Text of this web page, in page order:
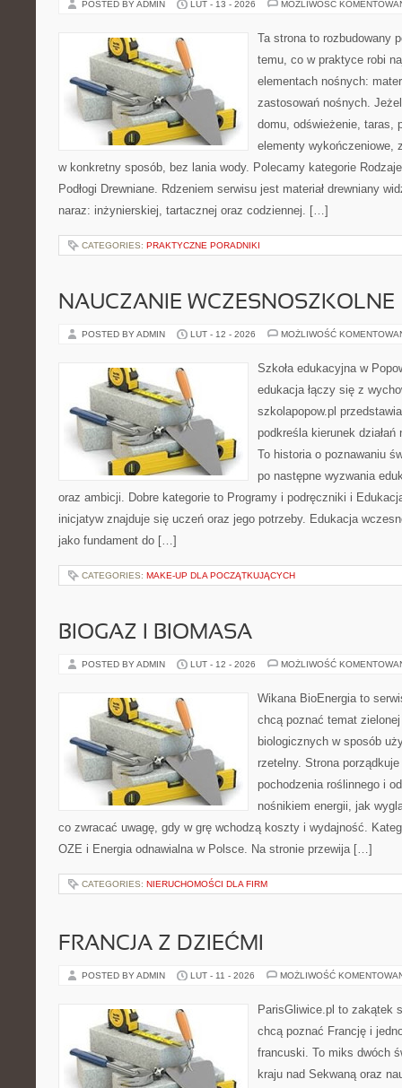
POSTED BY ADMIN LUT - 13 - 2026 MOŻLIWOŚĆ
Ta strona to rozbudowany
temu, co w praktyce robi
elementach nośnych:
zastosowań nośnych.
domu, odświeżenie, taras,
elementy wykończeniowe,
w konkretny sposób, bez lania wody. Polecamy kategorie
Podłogi Drewniane. Rdzeniem serwisu jest materiał drewniany
naraz: inżynierskiej, tartacznej oraz codziennej. […]
CATEGORIES: PRAKTYCZNE PORADNIKI
NAUCZANIE WCZESNOSZKOLNE
POSTED BY ADMIN LUT - 12 - 2026 MOŻLIWOŚĆ
Szkoła edukacyjna w
edukacja łączy się z
szkolapopow.pl
podkreśla kierunek
To historia o poznawaniu
po następne wyzwania
oraz ambicji. Dobre kategorie to Programy i podręczniki i
inicjatyw znajduje się uczeń oraz jego potrzeby. Edukacja
jako fundament do […]
CATEGORIES: MAKE-UP DLA POCZĄTKUJĄCYCH
BIOGAZ I BIOMASA
POSTED BY ADMIN LUT - 12 - 2026 MOŻLIWOŚĆ
Wikana BioEnergia to
chcą poznać temat
biologicznych w sposób
rzetelny. Strona
pochodzenia roślinnego i
nośnikiem energii, jak
co zwracać uwagę, gdy w grę wchodzą koszty i wydajność.
OZE i Energia odnawialna w Polsce. Na stronie przewija […]
CATEGORIES: NIERUCHOMOŚCI DLA FIRM
FRANCJA Z DZIEĆMI
POSTED BY ADMIN LUT - 11 - 2026 MOŻLIWOŚĆ
ParisGliwice.pl to zakątek
chcą poznać Francję i
francuski. To miks dwóch
kraju nad Sekwaną oraz